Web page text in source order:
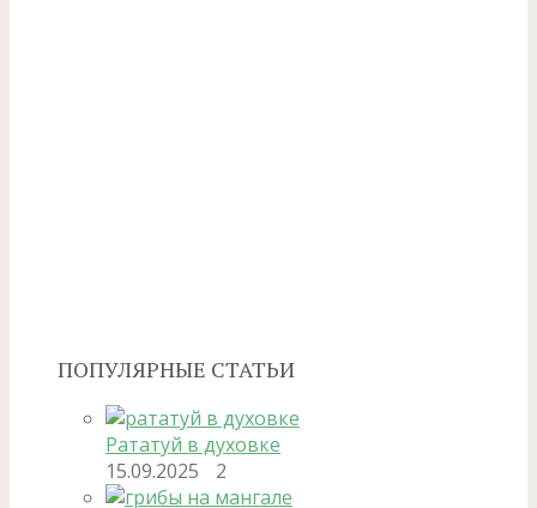
ПОПУЛЯРНЫЕ СТАТЬИ
Рататуй в духовке
15.09.2025
2